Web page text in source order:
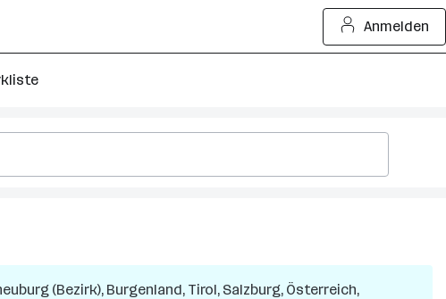
Anmelden
(Bezirk), Burgenland, Tirol, Salzburg, Österreich,